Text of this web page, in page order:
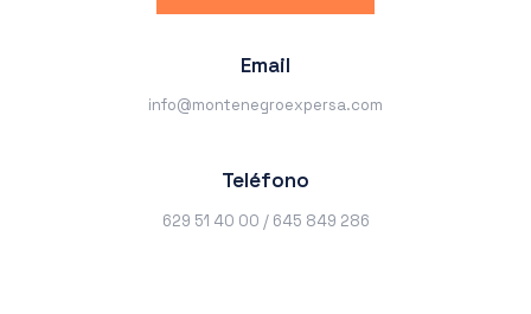
Email
info@montenegroexpersa.com
Teléfono
629 51 40 00 / 645 849 286